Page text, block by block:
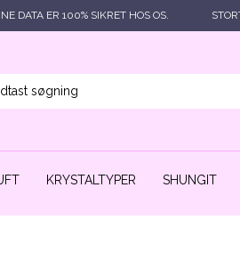
DATA ER 100% SIKRET HOS OS.
KRYSTALTYPER SHUNGIT